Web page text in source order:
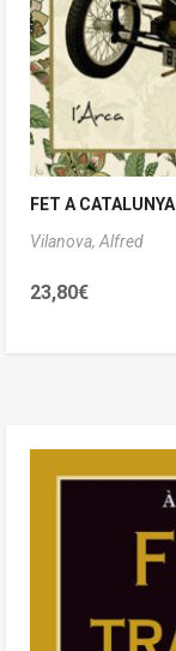
FET A CATALUNYA
Vilanova, Alfred
23,80€